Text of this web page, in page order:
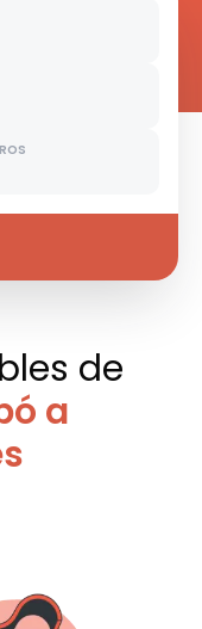
de
a